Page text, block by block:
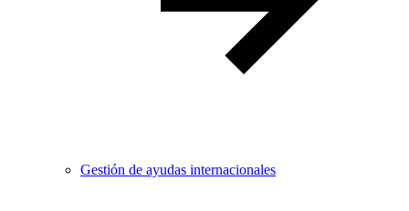
Gestión de ayudas internacionales